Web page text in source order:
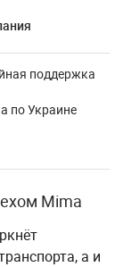
поддержка
по Украине
Mima
а и